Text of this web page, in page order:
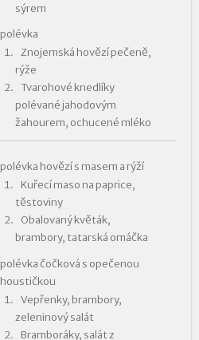
sýrem
polévka
Znojemská hovězí pečeně,
rýže
Tvarohové knedlíky
polévané jahodovým
žahourem, ochucené mléko
polévka hovězí s masem a rýží
Kuřecí maso na paprice,
těstoviny
Obalovaný květák,
brambory, tatarská omáčka
polévka čočková s opečenou
houstičkou
Vepřenky, brambory,
zeleninový salát
Bramboráky, salát z